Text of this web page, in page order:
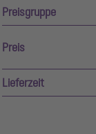
Preisgruppe
Preis
Lieferzeit